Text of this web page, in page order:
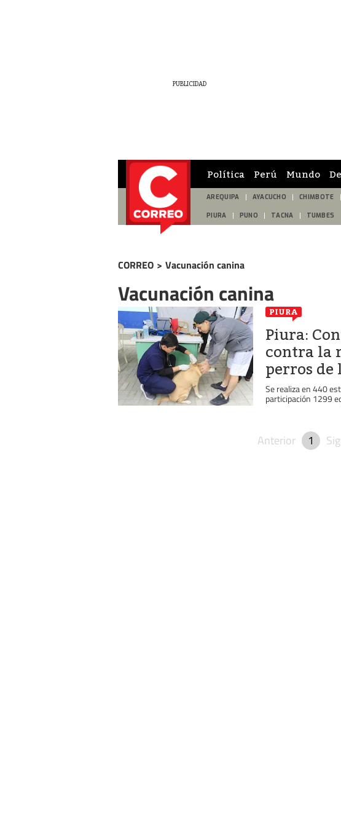
Política Perú Mundo
AREQUIPA AYACUCHO CHIMBOTE
PIURA PUNO TACNA TUMBES
CORREO > Vacunación canina
Vacunación canina
PIURA
Piura:
contra la
perros de
Se realiza en 440
participación 1299
Anterior 1